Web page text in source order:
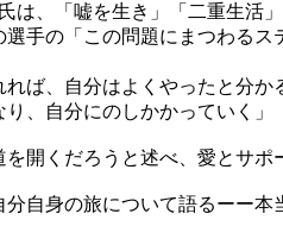
、「嘘を生き」「二重生活
手の「この問題にまつわる
ば、自分はよくやったと分か
、自分にのしかかっていく」
開くだろうと述べ、愛とサポ
身の旅について語るーー